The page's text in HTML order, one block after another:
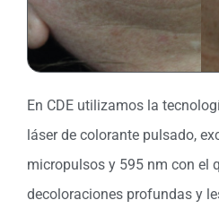
En CDE utilizamos la
láser de colorante pulsado,
micropulsos y 595 nm con el
decoloraciones profundas y